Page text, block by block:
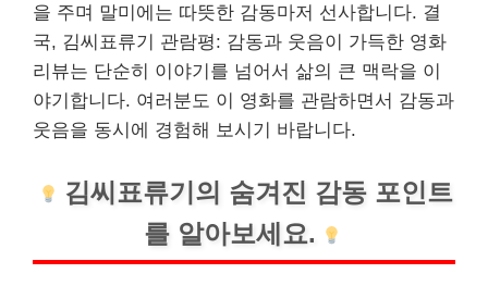
을 주며 말미에는 따뜻한 감동마저 선사합니다. 결
국, 김씨표류기 관람평: 감동과 웃음이 가득한 영화
리뷰는 단순히 이야기를 넘어서 삶의 큰 맥락을 이
야기합니다. 여러분도 이 영화를 관람하면서 감동과
웃음을 동시에 경험해 보시기 바랍니다.
김씨표류기의 숨겨진 감동 포인트
를 알아보세요.